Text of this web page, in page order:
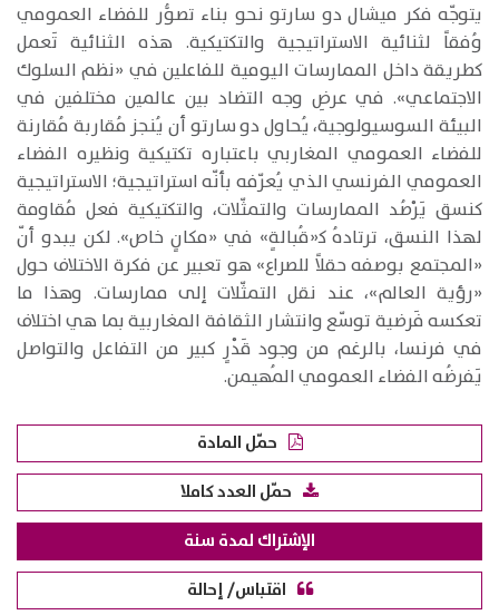
​يتوجّه فكر ميشال دو سارتو نحو بناء تصوُّر للفضاء العمومي
وُفقاً لثنائية الاستراتيجية والتكتيكية. هذه الثنائية تَعمل
كطريقة داخل الممارسات اليومية للفاعلين في «نظم السلوك
الاجتماعي». في عرضِ وجه التضاد بين عالمين مختلفين في
البيئة السوسيولوجية، يُحاول دو سارتو أن يُنجز مُقاربة مُقارنة
للفضاء العمومي المغاربي باعتباره تكتيكية ونظيره الفضاء
العمومي الفرنسي الذي يُعرّفه بأنّه استراتيجية؛ الاستراتيجية
كنسق يَرْصُد الممارسات والتمثّلات، والتكتيكية فعل مُقاومة
لهذا النسق، ترتادهُ ﻛ«قُبالةٍ» في «مكانٍ خاص». لكن يبدو أنّ
«المجتمع بوصفه حقلاً للصراع» هو تعبير عن فكرة الاختلاف حول
«رؤية العالم»، عند نقل التمثّلات إلى ممارسات. وهذا ما
تعكسه فَرضية توسّع وانتشار الثقافة المغاربية بما هي اختلاف
في فرنسا، بالرغم من وجود قَدْرٍ كبير من التفاعل والتواصل
يَفرضُه الفضاء العمومي المُهيمن.
حمّل المادة
حمّل العدد كاملا
الإشتراك لمدة سنة
اقتباس/ إحالة